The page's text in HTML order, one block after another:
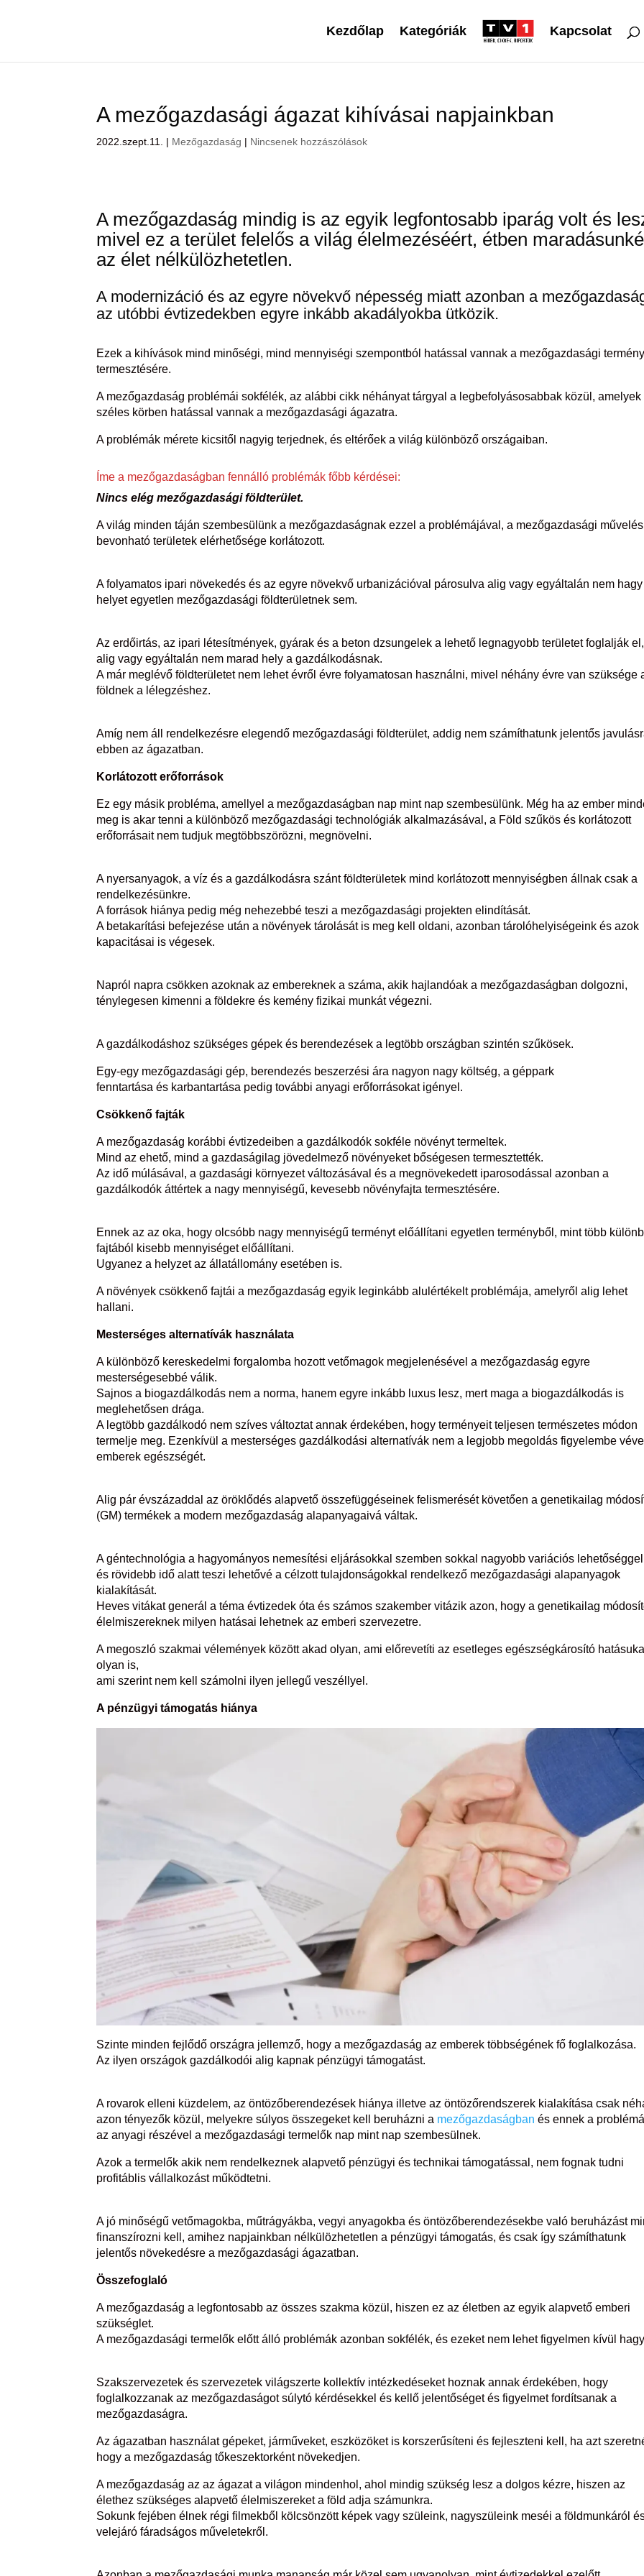
Kezdőlap Kategóriák Kapcsolat
A mezőgazdasági ágazat kihívásai napjainkban
2022.szept.11. | Mezőgazdaság | Nincsenek hozzászólások
A mezőgazdaság mindig is az egyik legfontosabb iparág volt és
mivel ez a terület felelős a világ élelmezéséért, étben
az élet nélkülözhetetlen.
A modernizáció és az egyre növekvő népesség miatt azonban a
az utóbbi évtizedekben egyre inkább akadályokba ütközik.
Ezek a kihívások mind minőségi, mind mennyiségi szempontból hatással vannak a mezőgazdasági
termesztésére.
A mezőgazdaság problémái sokfélék, az alábbi cikk néhányat tárgyal a legbefolyásosabbak közül, amelyek
széles körben hatással vannak a mezőgazdasági ágazatra.
A problémák mérete kicsitől nagyig terjednek, és eltérőek a világ különböző országaiban.
Íme a mezőgazdaságban fennálló problémák főbb kérdései:
Nincs elég mezőgazdasági földterület.
A világ minden táján szembesülünk a mezőgazdaságnak ezzel a problémájával, a mezőgazdasági
bevonható területek elérhetősége korlátozott.
A folyamatos ipari növekedés és az egyre növekvő urbanizációval párosulva alig vagy egyáltalán nem hagy
helyet egyetlen mezőgazdasági földterületnek sem.
Az erdőirtás, az ipari létesítmények, gyárak és a beton dzsungelek a lehető legnagyobb területet foglalják
alig vagy egyáltalán nem marad hely a gazdálkodásnak.
A már meglévő földterületet nem lehet évről évre folyamatosan használni, mivel néhány évre van szüksége
földnek a lélegzéshez.
Amíg nem áll rendelkezésre elegendő mezőgazdasági földterület, addig nem számíthatunk jelentős
ebben az ágazatban.
Korlátozott erőforrások
Ez egy másik probléma, amellyel a mezőgazdaságban nap mint nap szembesülünk. Még ha az ember
meg is akar tenni a különböző mezőgazdasági technológiák alkalmazásával, a Föld szűkös és korlátozott
erőforrásait nem tudjuk megtöbbszörözni, megnövelni.
A nyersanyagok, a víz és a gazdálkodásra szánt földterületek mind korlátozott mennyiségben állnak csak a
rendelkezésünkre.
A források hiánya pedig még nehezebbé teszi a mezőgazdasági projekten elindítását.
A betakarítási befejezése után a növények tárolását is meg kell oldani, azonban tárolóhelyiségeink és azok
kapacitásai is végesek.
Napról napra csökken azoknak az embereknek a száma, akik hajlandóak a mezőgazdaságban dolgozni,
ténylegesen kimenni a földekre és kemény fizikai munkát végezni.
A gazdálkodáshoz szükséges gépek és berendezések a legtöbb országban szintén szűkösek.
Egy-egy mezőgazdasági gép, berendezés beszerzési ára nagyon nagy költség, a géppark
fenntartása és karbantartása pedig további anyagi erőforrásokat igényel.
Csökkenő fajták
A mezőgazdaság korábbi évtizedeiben a gazdálkodók sokféle növényt termeltek.
Mind az ehető, mind a gazdaságilag jövedelmező növényeket bőségesen termesztették.
Az idő múlásával, a gazdasági környezet változásával és a megnövekedett iparosodással azonban a
gazdálkodók áttértek a nagy mennyiségű, kevesebb növényfajta termesztésére.
Ennek az az oka, hogy olcsóbb nagy mennyiségű terményt előállítani egyetlen terményből, mint több
fajtából kisebb mennyiséget előállítani.
Ugyanez a helyzet az állatállomány esetében is.
A növények csökkenő fajtái a mezőgazdaság egyik leginkább alulértékelt problémája, amelyről alig lehet
hallani.
Mesterséges alternatívák használata
A különböző kereskedelmi forgalomba hozott vetőmagok megjelenésével a mezőgazdaság egyre
mesterségesebbé válik.
Sajnos a biogazdálkodás nem a norma, hanem egyre inkább luxus lesz, mert maga a biogazdálkodás is
meglehetősen drága.
A legtöbb gazdálkodó nem szíves változtat annak érdekében, hogy terményeit teljesen természetes módon
termelje meg. Ezenkívül a mesterséges gazdálkodási alternatívák nem a legjobb megoldás figyelembe
emberek egészségét.
Alig pár évszázaddal az öröklődés alapvető összefüggéseinek felismerését követően a genetikailag
(GM) termékek a modern mezőgazdaság alapanyagaivá váltak.
A géntechnológia a hagyományos nemesítési eljárásokkal szemben sokkal nagyobb variációs
és rövidebb idő alatt teszi lehetővé a célzott tulajdonságokkal rendelkező mezőgazdasági alapanyagok
kialakítását.
Heves vitákat generál a téma évtizedek óta és számos szakember vitázik azon, hogy a genetikailag
élelmiszereknek milyen hatásai lehetnek az emberi szervezetre.
A megoszló szakmai vélemények között akad olyan, ami előrevetíti az esetleges egészségkárosító
olyan is,
ami szerint nem kell számolni ilyen jellegű veszéllyel.
A pénzügyi támogatás hiánya
Szinte minden fejlődő országra jellemző, hogy a mezőgazdaság az emberek többségének fő foglalkozása.
Az ilyen országok gazdálkodói alig kapnak pénzügyi támogatást.
A rovarok elleni küzdelem, az öntözőberendezések hiánya illetve az öntözőrendszerek kialakítása csak
azon tényezők közül, melyekre súlyos összegeket kell beruházni a mezőgazdaságban és ennek a
az anyagi részével a mezőgazdasági termelők nap mint nap szembesülnek.
Azok a termelők akik nem rendelkeznek alapvető pénzügyi és technikai támogatással, nem fognak tudni
profitáblis vállalkozást működtetni.
A jó minőségű vetőmagokba, műtrágyákba, vegyi anyagokba és öntözőberendezésekbe való beruházást
finanszírozni kell, amihez napjainkban nélkülözhetetlen a pénzügyi támogatás, és csak így számíthatunk
jelentős növekedésre a mezőgazdasági ágazatban.
Összefoglaló
A mezőgazdaság a legfontosabb az összes szakma közül, hiszen ez az életben az egyik alapvető emberi
szükséglet.
A mezőgazdasági termelők előtt álló problémák azonban sokfélék, és ezeket nem lehet figyelmen kívül
Szakszervezetek és szervezetek világszerte kollektív intézkedéseket hoznak annak érdekében, hogy
foglalkozzanak az mezőgazdaságot súlytó kérdésekkel és kellő jelentőséget és figyelmet fordítsanak a
mezőgazdaságra.
Az ágazatban használat gépeket, járműveket, eszközöket is korszerűsíteni és fejleszteni kell, ha azt
hogy a mezőgazdaság tőkeszektorként növekedjen.
A mezőgazdaság az az ágazat a világon mindenhol, ahol mindig szükség lesz a dolgos kézre, hiszen az
élethez szükséges alapvető élelmiszereket a föld adja számunkra.
Sokunk fejében élnek régi filmekből kölcsönzött képek vagy szüleink, nagyszüleink meséi a földmunkáról
velejáró fáradságos műveletekről.